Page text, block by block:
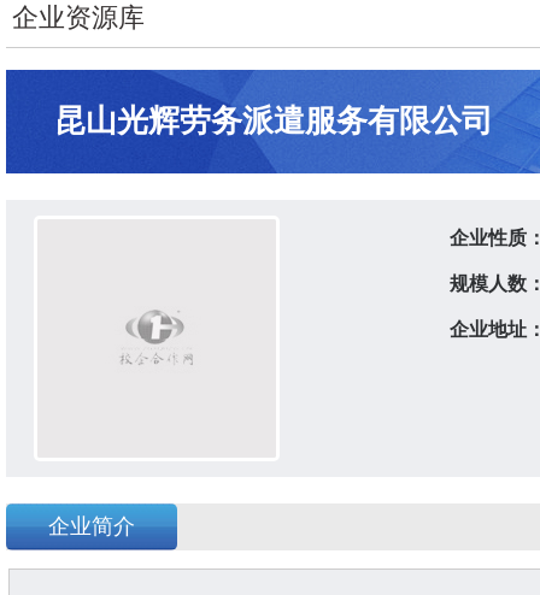
企业资源库
昆山光辉劳务派遣服务有限公司
企业性质
规模人数
企业地址
企业简介